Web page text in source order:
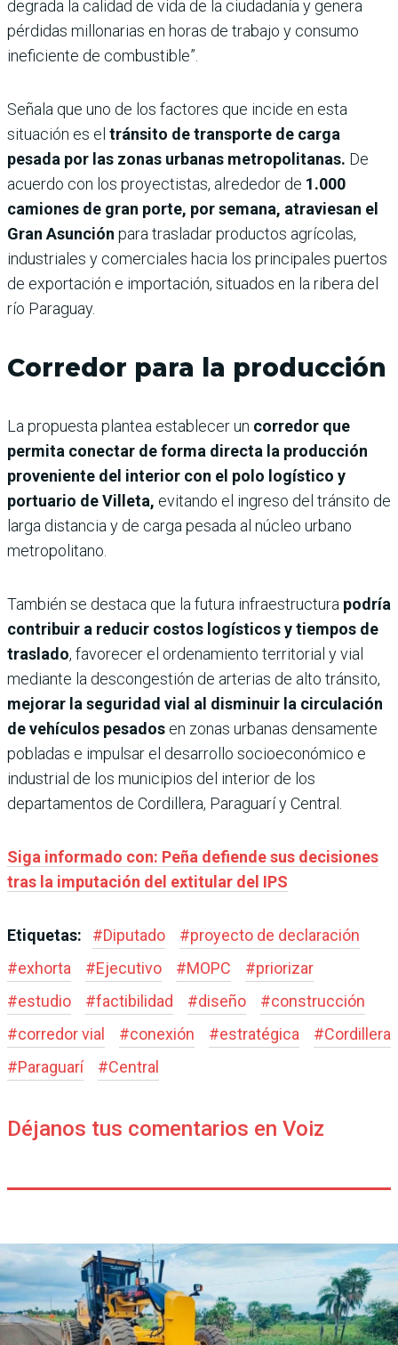
degrada la calidad de vida de la ciudadanía y genera
pérdidas millonarias en horas de trabajo y consumo
ineficiente de combustible”.
Señala que uno de los factores que incide en esta
situación es el tránsito de transporte de carga
pesada por las zonas urbanas metropolitanas. De
acuerdo con los proyectistas, alrededor de 1.000
camiones de gran porte, por semana, atraviesan el
Gran Asunción para trasladar productos agrícolas,
industriales y comerciales hacia los principales puertos
de exportación e importación, situados en la ribera del
río Paraguay.
Corredor para la producción
La propuesta plantea establecer un corredor que
permita conectar de forma directa la producción
proveniente del interior con el polo logístico y
portuario de Villeta, evitando el ingreso del tránsito de
larga distancia y de carga pesada al núcleo urbano
metropolitano.
También se destaca que la futura infraestructura podría
contribuir a reducir costos logísticos y tiempos de
traslado, favorecer el ordenamiento territorial y vial
mediante la descongestión de arterias de alto tránsito,
mejorar la seguridad vial al disminuir la circulación
de vehículos pesados en zonas urbanas densamente
pobladas e impulsar el desarrollo socioeconómico e
industrial de los municipios del interior de los
departamentos de Cordillera, Paraguarí y Central.
Siga informado con: Peña defiende sus decisiones
tras la imputación del extitular del IPS
Etiquetas: #Diputado #proyecto de declaración
#exhorta #Ejecutivo #MOPC #priorizar
#estudio #factibilidad #diseño #construcción
#corredor vial #conexión #estratégica #Cordillera
#Paraguarí #Central
Déjanos tus comentarios en Voiz